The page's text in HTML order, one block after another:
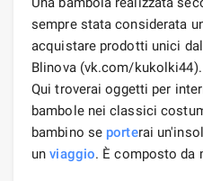
sempre stata considerata
acquistare prodotti unici
Blinova (vk.com/
Qui troverai oggetti per
bambole nei classici
bambino se porterai
unviaggio. È composto da